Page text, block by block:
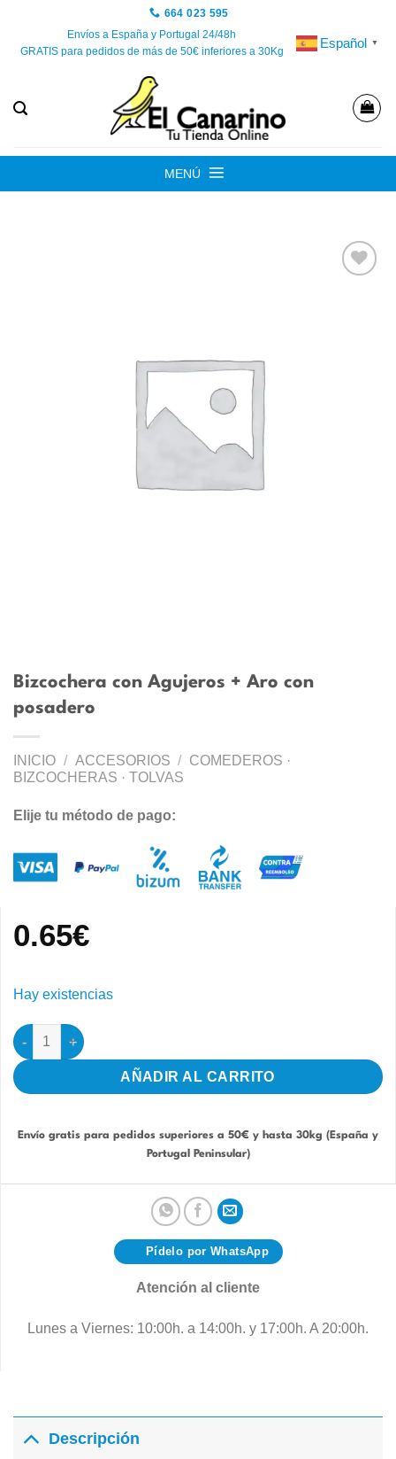
contenido
664 023 595
Envíos a España y Portugal 24/48h
GRATIS para pedidos de más de 50€ inferiores a 30Kg
Español ▼
MENÚ
Bizcochera con Agujeros + Aro con
posadero
INICIO / ACCESORIOS / COMEDEROS ·
BIZCOCHERAS · TOLVAS
Elije tu método de pago:
0.65€
Hay existencias
Bizcochera con Agujeros + Aro con posadero cantidad
AÑADIR AL CARRITO
Envío gratis para pedidos superiores a 50€ y hasta 30kg (España y
Portugal Peninsular)
Pídelo por WhatsApp
Atención al cliente
Lunes a Viernes: 10:00h. a 14:00h. y 17:00h. A 20:00h.
Descripción